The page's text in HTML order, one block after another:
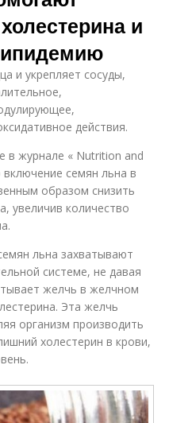
и
и укрепляет сосуды,
действия.
в журнале « Nutrition and
семян льна в
образом снизить
увеличив количество
льна захватывают
системе, не давая
желчь в желчном
Эта желчь
организм производить
холестерин в крови,